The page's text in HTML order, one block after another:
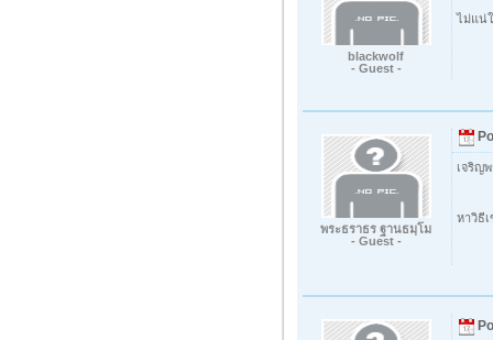
blackwolf
- Guest -
ไม่แน่
พระธราธร ฐานธมฺโม
- Guest -
เจริญ
หาวิธี